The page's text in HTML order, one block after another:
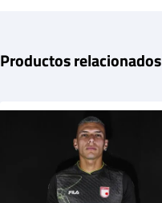
Productos relacionados